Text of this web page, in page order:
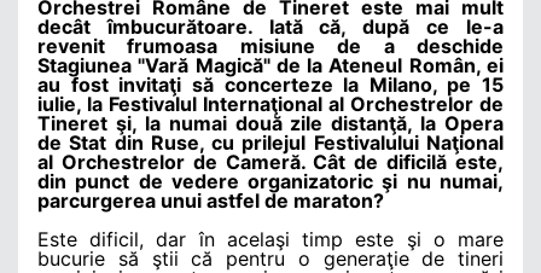
Orchestrei Române de Tineret este mai mult
decât îmbucurătoare. Iată că, după ce le-a
revenit frumoasa misiune de a deschide
Stagiunea "Vară Magică" de la Ateneul Român, ei
au fost invitaţi să concerteze la Milano, pe 15
iulie, la Festivalul Internaţional al Orchestrelor de
Tineret şi, la numai două zile distanţă, la Opera
de Stat din Ruse, cu prilejul Festivalului Naţional
al Orchestrelor de Cameră. Cât de dificilă este,
din punct de vedere organizatoric şi nu numai,
parcurgerea unui astfel de maraton?
Este dificil, dar în acelaşi timp este şi o mare
bucurie să ştii că pentru o generaţie de tineri